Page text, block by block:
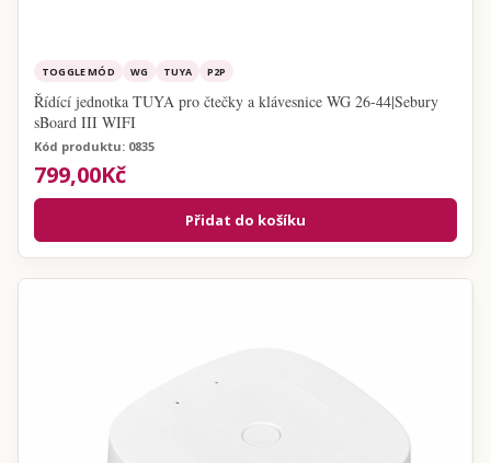
TOGGLE MÓD WG TUYA P2P
Řídící jednotka TUYA pro čtečky a klávesnice WG 26-44|Sebury
sBoard III WIFI
Kód produktu: 0835
799,00Kč
Přidat do košíku